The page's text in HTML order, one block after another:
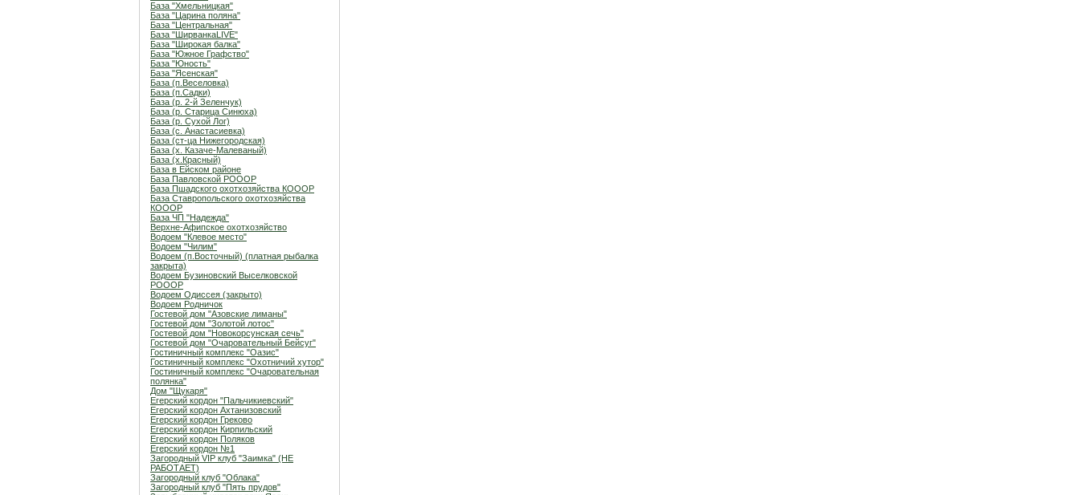
База "Хмельницкая"
База "Царина поляна"
База "Центральная"
База "ШирванкаLIVE"
База "Широкая балка"
База "Южное Графство"
База "Юность"
База "Ясенская"
База (п.Веселовка)
База (п.Садки)
База (р. 2-й Зеленчук)
База (р. Старица Синюха)
База (р. Сухой Лог)
База (с. Анастасиевка)
База (ст-ца Нижегородская)
База (х. Казаче-Малеваный)
База (х.Красный)
База в Ейском районе
База Павловской РОООР
База Пшадского охотхозяйства КОООР
База Ставропольского охотхозяйства
КОООР
База ЧП "Надежда"
Верхне-Афипское охотхозяйство
Водоем "Клевое место"
Водоем "Чилим"
Водоем (п.Восточный) (платная рыбалка
закрыта)
Водоем Бузиновский Выселковской
РОООР
Водоем Одиссея (закрыто)
Водоем Родничок
Гостевой дом "Азовские лиманы"
Гостевой дом "Золотой лотос"
Гостевой дом "Новокорсунская сечь"
Гостевой дом "Очаровательный Бейсуг"
Гостиничный комплекс "Оазис"
Гостиничный комплекс "Охотничий хутор"
Гостиничный комплекс "Очаровательная
полянка"
Дом "Щукаря"
Егерский кордон "Пальчикиевский"
Егерский кордон Ахтанизовский
Егерский кордон Греково
Егерский кордон Кирпильский
Егерский кордон Поляков
Егерский кордон №1
Загородный VIP клуб "Заимка" (НЕ
РАБОТАЕТ)
Загородный клуб "Облака"
Загородный клуб "Пять прудов"